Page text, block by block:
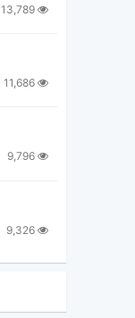
13,789
11,686
G#
9,796
9,326